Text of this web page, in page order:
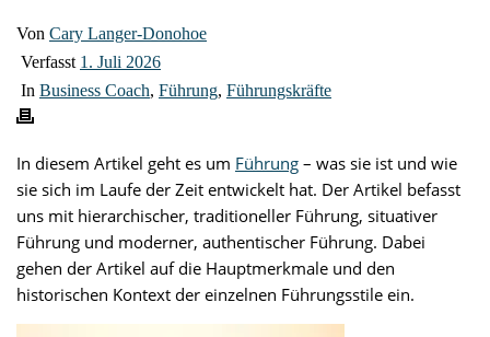
Von Cary Langer-Donohoe
Verfasst 1. Juli 2026
In Business Coach, Führung, Führungskräfte
In diesem Artikel geht es um Führung – was sie ist und wie
sie sich im Laufe der Zeit entwickelt hat. Der Artikel befasst
uns mit hierarchischer, traditioneller Führung, situativer
Führung und moderner, authentischer Führung. Dabei
gehen der Artikel auf die Hauptmerkmale und den
historischen Kontext der einzelnen Führungsstile ein.